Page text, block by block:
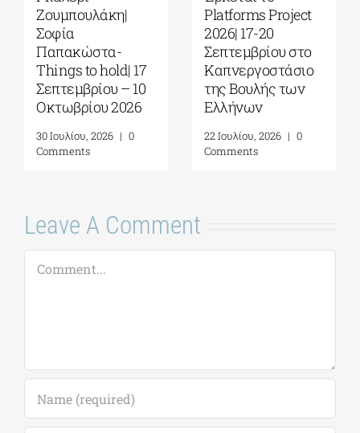
Ζουμπουλάκη|
Σοφία
Παπακώστα-
Things to hold| 17
Σεπτεμβρίου – 10
Οκτωβρίου 2026
30 Ιουλίου, 2026 | 0
Comments
Platforms Project
2026| 17-20
Σεπτεμβρίου στο
Καπνεργοστάσιο
της Βουλής των
Ελλήνων
22 Ιουλίου, 2026 | 0
Comments
Leave A Comment
Comment